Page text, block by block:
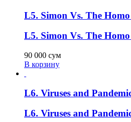
L5. Simon Vs. The Homo
L5. Simon Vs. The
90 000 сум
В корзину
L6. Viruses and
L6. Viruses and